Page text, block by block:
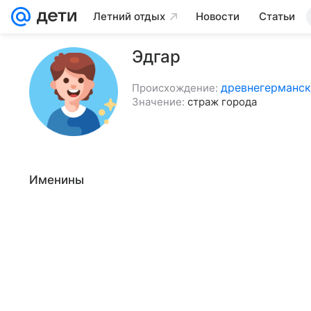
Летний отдых Новости Статьи
Эдгар
Происхождение:
Значение: страж города
Именины